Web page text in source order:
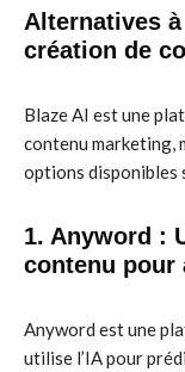
Alternatives
création de
Blaze AI est une
contenu marketing,
options disponibles
1. Anyword :
contenu pour
Anyword est une
utilise l’IA pour